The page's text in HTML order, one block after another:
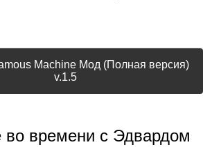
Machine Мод (Полная версия)
v.1.5
во времени с Эдвардом